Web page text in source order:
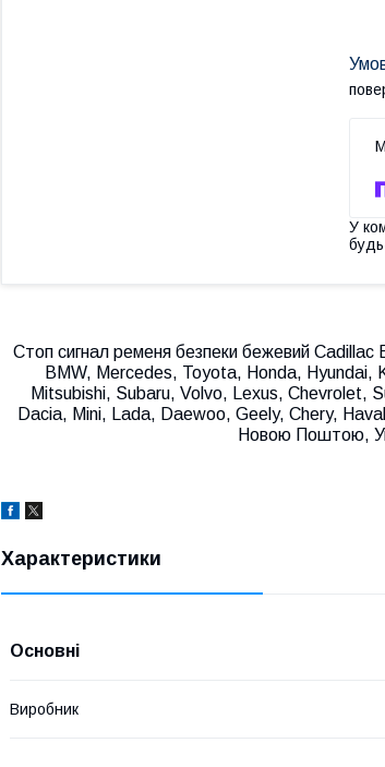
У
Стоп сигнал ременя безпеки бежевий
BMW, Mercedes, Toyota, Honda,
Mitsubishi, Subaru, Volvo, Lexus, Chevrolet,
Dacia, Mini, Lada, Daewoo, Geely, Chery,
Новою Поштою,
Характеристики
Основні
Виробник